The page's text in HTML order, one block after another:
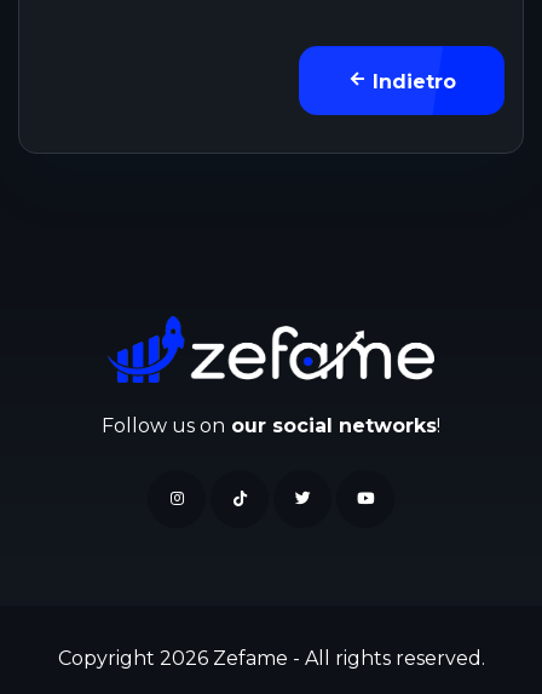
Indietro
Follow us on our social networks!
Copyright 2026 Zefame - All rights reserved.